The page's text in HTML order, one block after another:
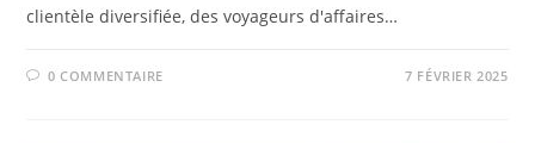
clientèle diversifiée, des voyageurs d'affaires…
0 COMMENTAIRE 7 FÉVRIER 2025